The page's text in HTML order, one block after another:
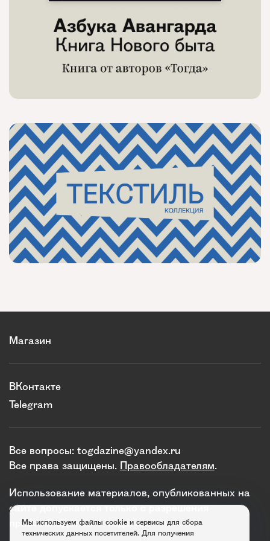
Магазин
ВКонтакте
Telegram
Все вопросы: togdazine@yandex.ru
Все права защищены. Правообладателям.
Использование материалов, опубликованных на
сайте допускается только с разрешения
правообладателя и издания.
Мы используем файлы cookie и сервисы для сбора
технических данных посетителей. Для получения